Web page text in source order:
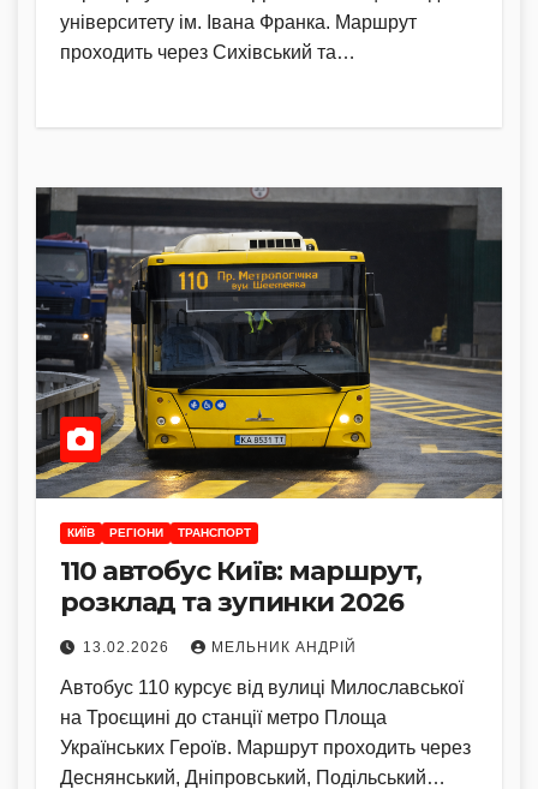
університету ім. Івана Франка. Маршрут
проходить через Сихівський та…
КИЇВ РЕГІОНИ ТРАНСПОРТ
110 автобус Київ: маршрут,
розклад та зупинки 2026
13.02.2026 МЕЛЬНИК АНДРІЙ
Автобус 110 курсує від вулиці Милославської
на Троєщині до станції метро Площа
Українських Героїв. Маршрут проходить через
Деснянський, Дніпровський, Подільський…